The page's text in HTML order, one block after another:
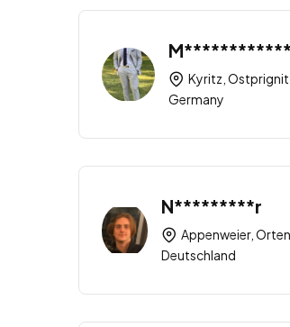
Kyritz,
Germany
N*********r
Appenweier,
Deutschland